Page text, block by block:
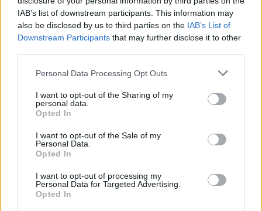
IAB’s list of downstream participants. This information may
also be disclosed by us to third parties on the IAB’s List of
Downstream Participants that may further disclose it to other
Please note that this website/app uses one or more Google
not limited to your visit or usage behaviour. You may click to
grant or deny consent to Google and its third-party tags to
use your data for below specified purposes in below Google
consent section.
Personal Data Processing Opt Outs
I want to opt-out of the Sharing of my
personal data.
Opted In
I want to opt-out of the Sale of my
Personal Data.
Opted In
I want to opt-out of processing my
Personal Data for Targeted Advertising.
Opted In